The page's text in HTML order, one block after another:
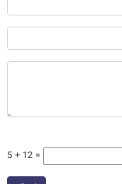
5 + 12 =